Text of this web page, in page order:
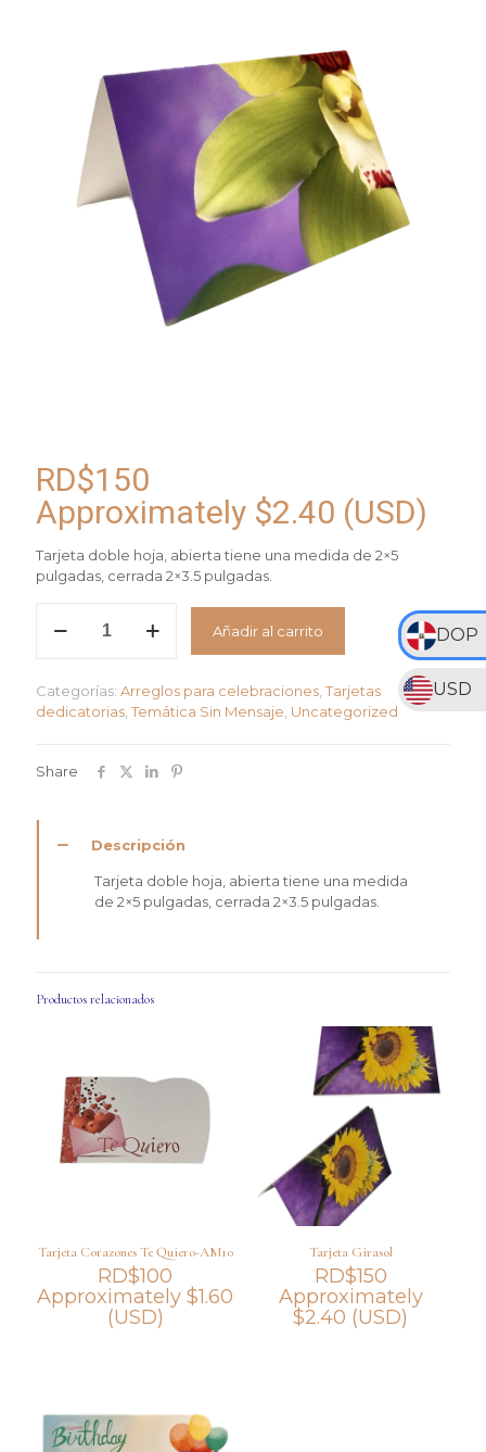
DOP
USD
RD$150
Approximately $2.40 (USD)
Tarjeta doble hoja, abierta tiene una medida de 2×5
pulgadas, cerrada 2×3.5 pulgadas.
orquidea
Añadir al carrito
Categorías: Arreglos para celebraciones, Tarjetas
dedicatorias, Temática Sin Mensaje, Uncategorized
Share
Descripción
Tarjeta doble hoja, abierta tiene una medida
de 2×5 pulgadas, cerrada 2×3.5 pulgadas.
Productos relacionados
Tarjeta Corazones Te Quiero-AM10
RD$100
Approximately$1.60
(USD)
Tarjeta Girasol
RD$150
Approximately
$2.40 (USD)